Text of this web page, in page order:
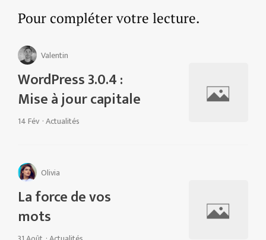
Pour compléter votre lecture.
Valentin
WordPress 3.0.4 :
Mise à jour capitale
14 Fév ·Actualités
Olivia
La force de vos
mots